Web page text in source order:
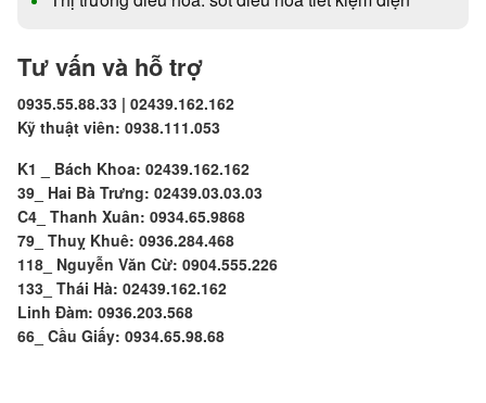
Tư vấn và hỗ trợ
0935.55.88.33 | 02439.162.162
Kỹ thuật viên: 0938.111.053
K1 _ Bách Khoa: 02439.162.162
39_ Hai Bà Trưng: 02439.03.03.03
C4_ Thanh Xuân: 0934.65.9868
79_ Thuỵ Khuê: 0936.284.468
118_ Nguyễn Văn Cừ: 0904.555.226
133_ Thái Hà: 02439.162.162
Linh Đàm: 0936.203.568
66_ Cầu Giấy: 0934.65.98.68